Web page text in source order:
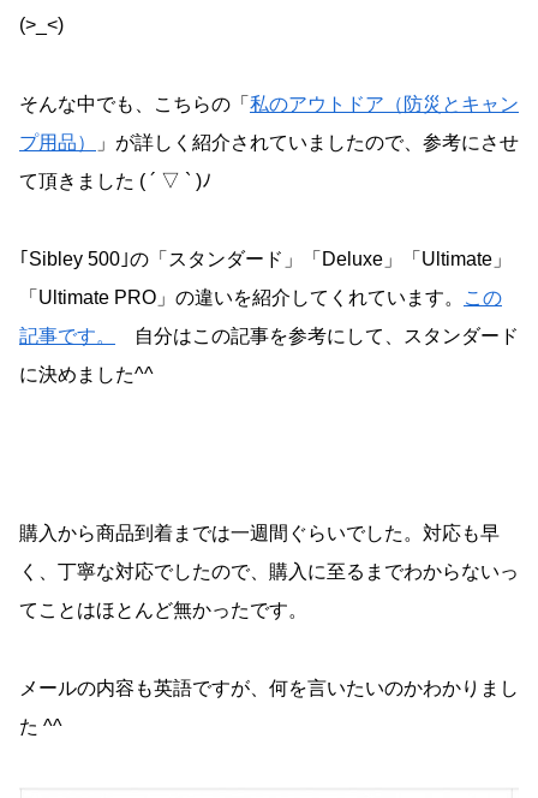
(>_<)
そんな中でも、こちらの「 私のアウトドア（防災とキャン
プ用品）
」が詳しく紹介されていましたので、参考にさせ
て頂きました ( ´ ▽ ` )ﾉ
｢Sibley 500｣の「スタンダード」「Deluxe」「Ultimate」
「Ultimate PRO」の違いを紹介してくれています。
この
記事です。
自分はこの記事を参考にして、スタンダード
に決めました^^
購入から商品到着までは一週間ぐらいでした。対応も早
く、丁寧な対応でしたので、購入に至るまでわからないっ
てことはほとんど無かったです。
メールの内容も英語ですが、何を言いたいのかわかりまし
た ^^